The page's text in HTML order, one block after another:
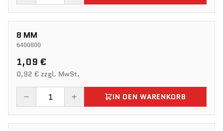
8 MM
6400800
1,09 €
0,92 € zzgl. MwSt.
IN DEN WARENKORB